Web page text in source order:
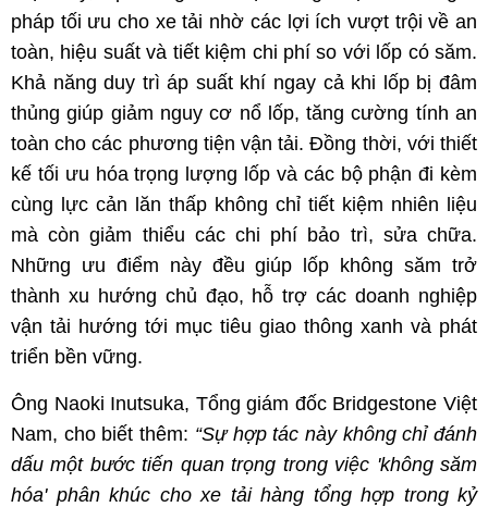
pháp tối ưu cho xe tải nhờ các lợi ích vượt trội về an
toàn, hiệu suất và tiết kiệm chi phí so với lốp có săm.
Khả năng duy trì áp suất khí ngay cả khi lốp bị đâm
thủng giúp giảm nguy cơ nổ lốp, tăng cường tính an
toàn cho các phương tiện vận tải. Đồng thời, với thiết
kế tối ưu hóa trọng lượng lốp và các bộ phận đi kèm
cùng lực cản lăn thấp không chỉ tiết kiệm nhiên liệu
mà còn giảm thiểu các chi phí bảo trì, sửa chữa.
Những ưu điểm này đều giúp lốp không săm trở
thành xu hướng chủ đạo, hỗ trợ các doanh nghiệp
vận tải hướng tới mục tiêu giao thông xanh và phát
triển bền vững.
Ông Naoki Inutsuka, Tổng giám đốc Bridgestone Việt
Nam, cho biết thêm: “Sự hợp tác này không chỉ đánh
dấu một bước tiến quan trọng trong việc 'không săm
hóa' phân khúc cho xe tải hàng tổng hợp trong kỷ